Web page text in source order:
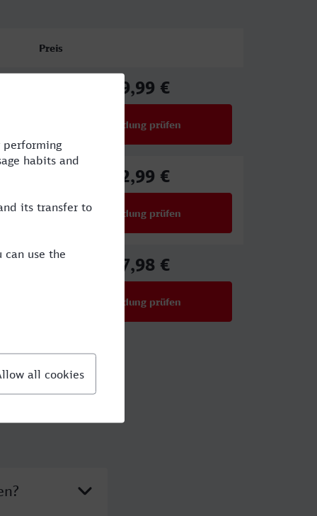
Preis
49,99 €
Verbindung prüfen
82,99 €
Verbindung prüfen
67,98 €
Verbindung prüfen